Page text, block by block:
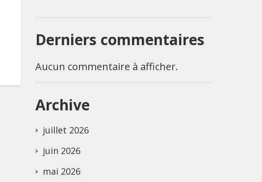
Derniers commentaires
Aucun commentaire à afficher.
Archive
juillet 2026
juin 2026
mai 2026